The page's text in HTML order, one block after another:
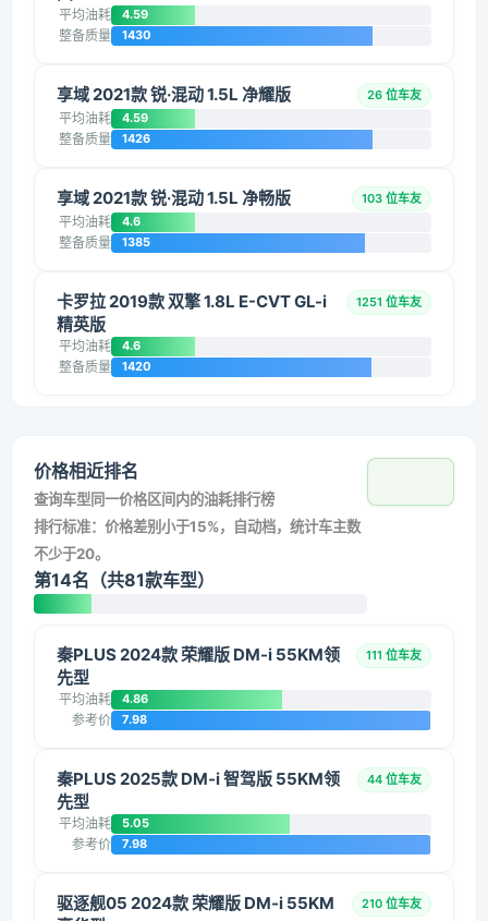
平均油耗 4.59
整备质量 1430
享域 2021款 锐·混动 1.5L 净耀版 26 位车友
平均油耗 4.59
整备质量 1426
享域 2021款 锐·混动 1.5L 净畅版 103 位车友
平均油耗 4.6
整备质量 1385
卡罗拉 2019款 双擎 1.8L E-CVT GL-i
精英版
1251 位车友
平均油耗 4.6
整备质量 1420
价格相近排名
查询车型同一价格区间内的油耗排行榜
排行标准：价格差别小于15%，自动档，统计车主数
不少于20。
第14名（共81款车型）
秦PLUS 2024款 荣耀版 DM-i 55KM领
先型
111 位车友
平均油耗 4.86
参考价 7.98
秦PLUS 2025款 DM-i 智驾版 55KM领
先型
44 位车友
平均油耗 5.05
参考价 7.98
驱逐舰05 2024款 荣耀版 DM-i 55KM
210 位车友